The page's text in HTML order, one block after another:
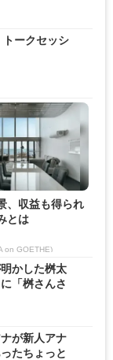
ークセッシ
、収益も得られ
とは
on GOETHE)
かした桝太
「桝さんさ
が新人アナ
たちょっと